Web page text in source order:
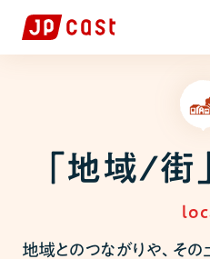
「地域/街
地域とのつながりや、その